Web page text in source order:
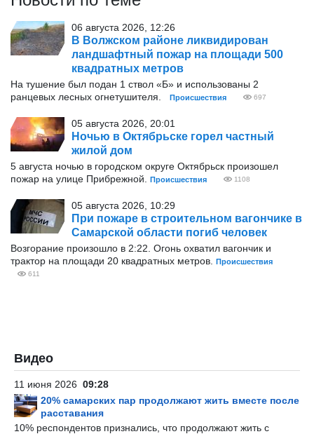
06 августа 2026, 12:26
В Волжском районе ликвидирован
ландшафтный пожар на площади 500
квадратных метров
На тушение был подан 1 ствол «Б» и использованы 2
ранцевых лесных огнетушителя.
Происшествия 697
05 августа 2026, 20:01
Ночью в Октябрьске горел частный
жилой дом
5 августа ночью в городском округе Октябрьск произошел
пожар на улице Прибрежной.
Происшествия 1108
05 августа 2026, 10:29
При пожаре в строительном вагончике в
Самарской области погиб человек
Возгорание произошло в 2:22. Огонь охватил вагончик и
трактор на площади 20 квадратных метров.
Происшествия
611
Видео
11 июня 2026 09:28
20% самарских пар продолжают жить вместе после
расставания
10% респондентов признались, что продолжают жить с